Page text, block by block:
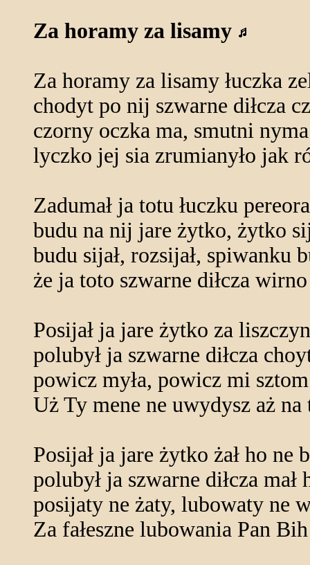
Za horamy za lisamy
Za horamy za lisamy łuczka
chodyt po nij szwarne diłcza
czorny oczka ma, smutni
lyczko jej sia zrumianyło jak
Zadumał ja totu łuczku
budu na nij jare żytko, żytko
budu sijał, rozsijał, spiwanku
że ja toto szwarne diłcza
Posijał ja jare żytko za
polubył ja szwarne diłcza
powicz myła, powicz mi
Uż Ty mene ne uwydysz aż
Posijał ja jare żytko żał ho ne
polubył ja szwarne diłcza mał
posijaty ne żaty, lubowaty ne
Za fałeszne lubowania Pan